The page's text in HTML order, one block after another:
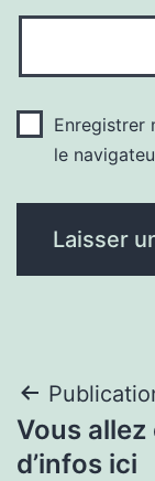
Enregistrer
le
de
Vous
d’infos ici